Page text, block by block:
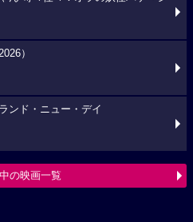
）
ンド・ニュー・デイ
の映画一覧